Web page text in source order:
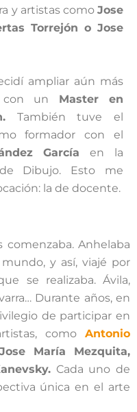
y artistas como Jose
Torrejón o Jose
ampliar aún más
con un Master en
También tuve el
formador con el
García en la
Dibujo. Esto me
la de docente.
comenzaba. Anhelaba
y así, viajé por
se realizaba. Ávila,
Durante años, en
de participar en
como Antonio
María Mezquita,
Cada uno de
única en el arte